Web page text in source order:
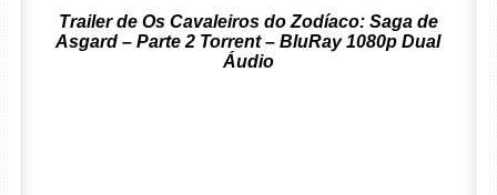
Trailer de Os Cavaleiros do Zodíaco: Saga de
Asgard – Parte 2 Torrent – BluRay 1080p Dual
Áudio